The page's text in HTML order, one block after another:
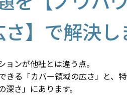
さ】で解決
ンが他社とは違う点。
る「カバー領域の広さ」と、
さ」にあります。